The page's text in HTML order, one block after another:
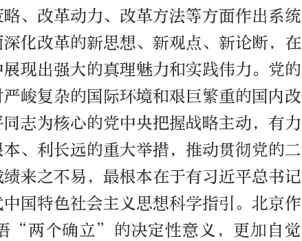
、改革动力、改革方法等方面作出系统
化改革的新思想、新观点、新论断，在
现出强大的真理魅力和实践伟力。党的
峻复杂的国际环境和艰巨繁重的国内改
志为核心的党中央把握战略主动，有力
、利长远的重大举措，推动贯彻党的二
来之不易，最根本在于有习近平总书记
国特色社会主义思想科学指引。北京作
“两个确立”的决定性意义，更加自觉